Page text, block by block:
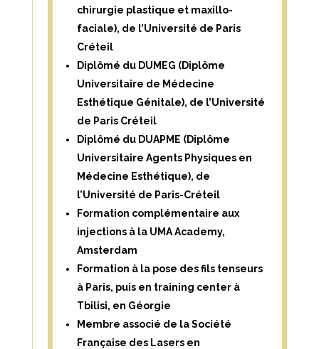
chirurgie plastique et maxillo-
faciale), de l’Université de Paris
Créteil
Diplômé du DUMEG (Diplôme
Universitaire de Médecine
Esthétique Génitale), de l’Université
de Paris Créteil
Diplômé du DUAPME (Diplôme
Universitaire Agents Physiques en
Médecine Esthétique), de
l’Université de Paris-Créteil
Formation complémentaire aux
injections à la UMA Academy,
Amsterdam
Formation à la pose des fils tenseurs
à Paris, puis en training center à
Tbilisi, en Géorgie
Membre associé de la Société
Française des Lasers en